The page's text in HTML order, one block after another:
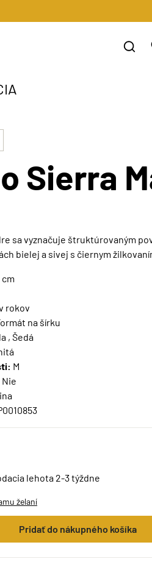
Sierra
sa vyznačuje štruktúrovaným
bielej a sivej s čiernym
rokov
na šírku
, Šedá
M
Nie
lehota 2-3 týždne
želaní
Pridať do nákupného košíka